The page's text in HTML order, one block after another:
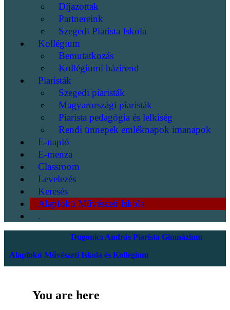
Díjazottak
Partnereink
Szegedi Piarista Iskola
Kollégium
Bemutatkozás
Kollégiumi házirend
Piaristák
Szegedi piaristák
Magyarországi piaristák
Piarista pedagógia és lelkiség
Rendi ünnepek emléknapok imanapok
E-napló
E-menza
Classroom
Levelezés
Keresés
Alapfokú Művészeti Iskola
.
Dugonics András Piarista Gimnázium
Alapfokú Művészeti Iskola és Kollégium
You are here